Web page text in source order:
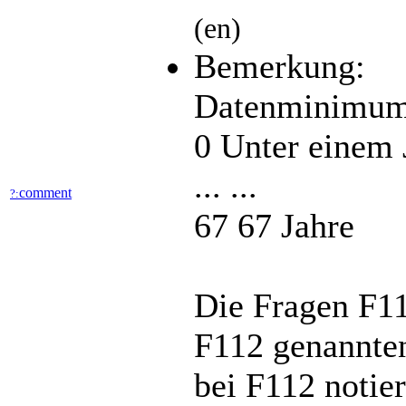
?:comment
(en)
Bemerkung:
0 Unter einem
... ...
67 67 Jahre
Die Fragen
F112
bei F112